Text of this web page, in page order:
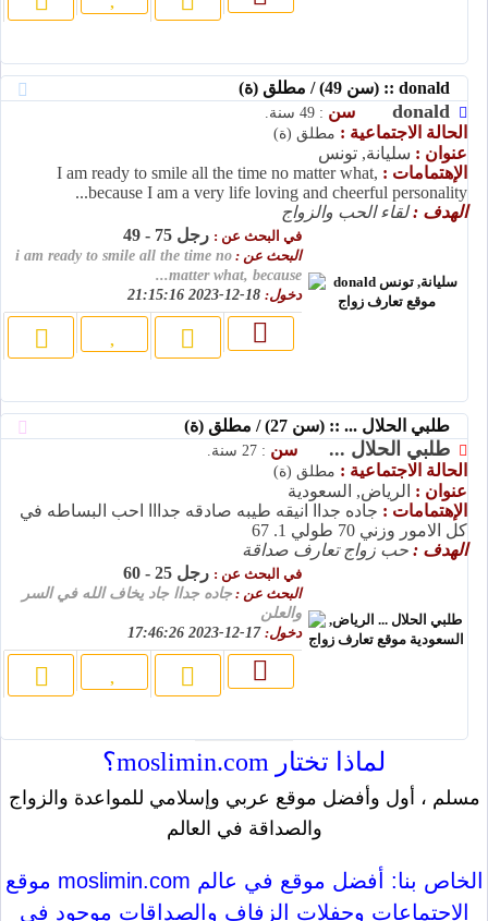
donald سن : 49 سنة.
الحالة الاجتماعية : مطلق (ة)
عنوان : سليانة, تونس
الإهتمامات : I am ready to smile all the time no matter what,
because I am a very life loving and cheerful personality...
الهدف :لقاء الحب والزواج
في البحث عن : رجل 75 - 49
البحث عن : i am ready to smile all the time no
matter what, because...
دخول:
طلبي الحلال ... :: (سن 27) / مطلق (ة)
طلبي الحلال ... سن : 27 سنة.
الحالة الاجتماعية : مطلق (ة)
عنوان : الرياض, السعودية
الإهتمامات : جاده جداا انيقه طيبه صادقه جدااا احب البساطه في
كل الامور وزني 70 طولي 1. 67
الهدف : حب زواج تعارف صداقة
في البحث عن : رجل 25 - 60
البحث عن : جاده جداا جاد يخاف الله في السر
والعلن
دخول: 17-12-2023 17:46:26
لماذا تختار moslimin.com؟
مسلم ، أول وأفضل موقع عربي وإسلامي للمواعدة والزواج
والصداقة في العالم
موقع moslimin.com الخاص بنا: أفضل موقع في عالم
الاجتماعات وحفلات الزفاف والصداقات موجود في